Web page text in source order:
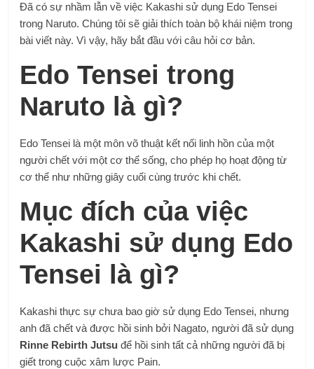
Đã có sự nhầm lẫn về việc Kakashi sử dụng Edo Tensei
trong Naruto. Chúng tôi sẽ giải thích toàn bộ khái niệm trong
bài viết này. Vì vậy, hãy bắt đầu với câu hỏi cơ bản.
Edo Tensei trong
Naruto là gì?
Edo Tensei là một môn võ thuật kết nối linh hồn của một
người chết với một cơ thể sống, cho phép họ hoạt động từ
cơ thể như những giây cuối cùng trước khi chết.
Mục đích của việc
Kakashi sử dụng Edo
Tensei là gì?
Kakashi thực sự chưa bao giờ sử dụng Edo Tensei, nhưng
anh đã chết và được hồi sinh bởi Nagato, người đã sử dụng
Rinne Rebirth Jutsu để hồi sinh tất cả những người đã bị
giết trong cuộc xâm lược Pain.